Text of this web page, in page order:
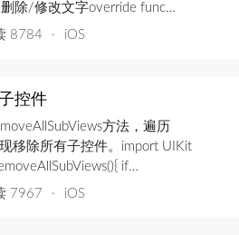
除/修改文字override func
8784 · iOS
控件
方法，遍历
移除所有子控件。import UIKit
self.subviews....
7967 · iOS